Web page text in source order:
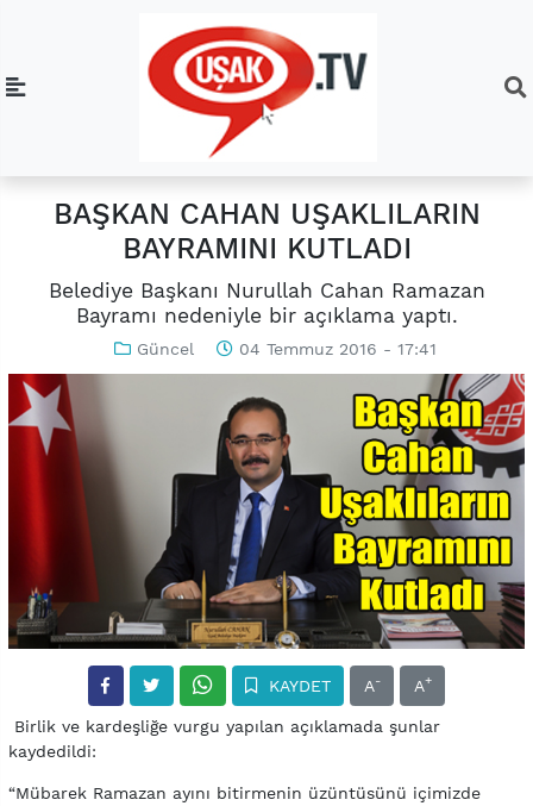
BAŞKAN CAHAN UŞAKLILARIN
BAYRAMINI KUTLADI
Belediye Başkanı Nurullah Cahan Ramazan
Bayramı nedeniyle bir açıklama yaptı.
Güncel 04 Temmuz 2016 - 17:41
KAYDET A- A+
Birlik ve kardeşliğe vurgu yapılan açıklamada şunlar
kaydedildi:
“Mübarek Ramazan ayını bitirmenin üzüntüsünü içimizde